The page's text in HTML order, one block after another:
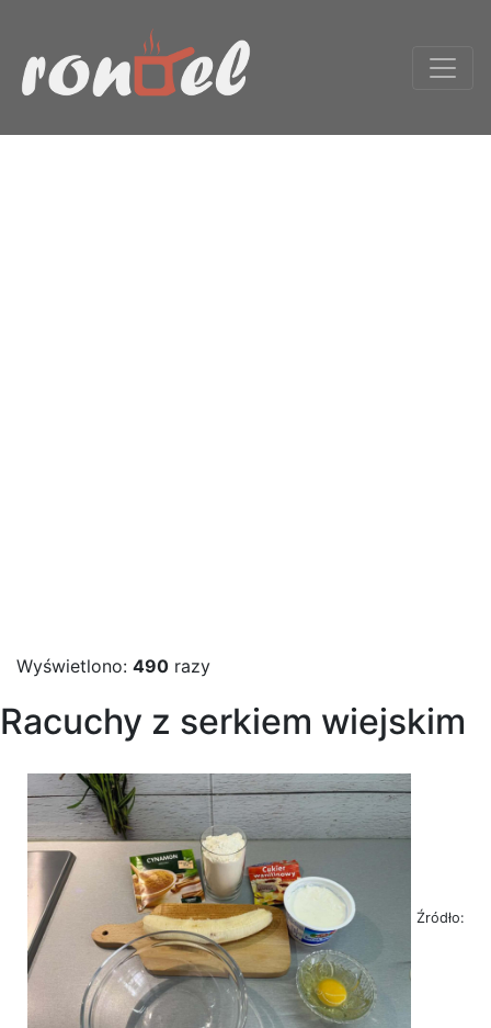
Wyświetlono: 490 razy
Racuchy z serkiem wiejskim
Źródło: